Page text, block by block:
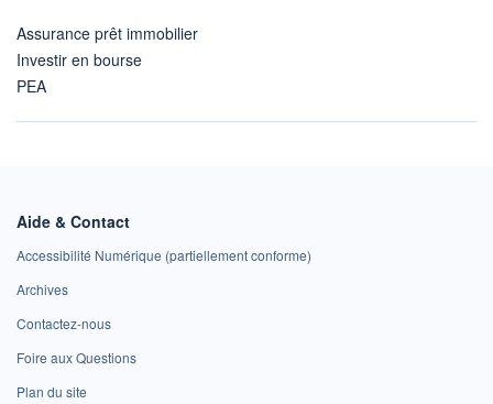
Assurance prêt immobilier
Investir en bourse
PEA
Aide & Contact
Accessibilité Numérique (partiellement conforme)
Archives
Contactez-nous
Foire aux Questions
Plan du site